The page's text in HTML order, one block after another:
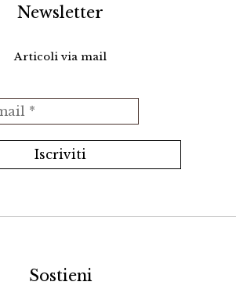
Newsletter
Articoli via mail
Sostieni